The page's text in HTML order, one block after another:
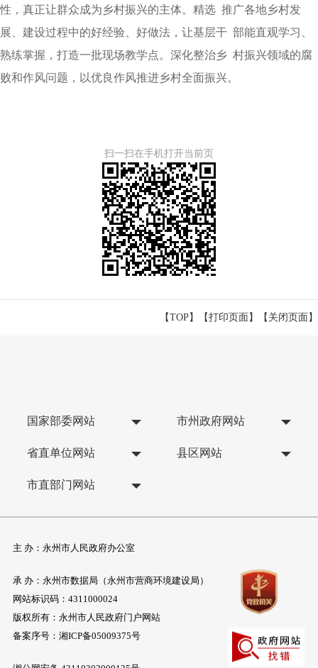
性，真正让群众成为乡村振兴的主体。精选 推广各地乡村发
展、建设过程中的好经验、好做法，让基层干 部能直观学习、
熟练掌握，打造一批现场教学点。深化整治乡 村振兴领域的腐
败和作风问题，以优良作风推进乡村全面振兴。
扫一扫在手机打开当前页
【TOP】 【打印页面】【 关闭页面】
国家部委网站 市州政府网站
省直单位网站 县区网站
市直部门网站
主 办：永州市人民政府办公室
承 办：永州市数据局（永州市营商环境建设局）
网站标识码：4311000024
版权所有：永州市人民政府门户网站
备案序号： 湘ICP备05009375号